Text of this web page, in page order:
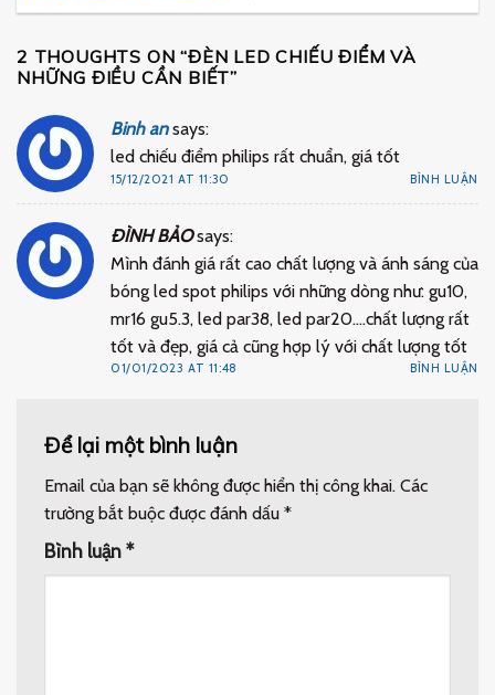
2 THOUGHTS ON “ĐÈN LED CHIẾU ĐIỂM VÀ
NHỮNG ĐIỀU CẦN BIẾT”
Binh an says:
led chiếu điểm philips rất chuẩn, giá tốt
15/12/2021 AT 11:30 BÌNH LUẬN
ĐÌNH BẢO says:
Mình đánh giá rất cao chất lượng và ánh sáng của
bóng led spot philips với những dòng như: gu10,
mr16 gu5.3, led par38, led par20….chất lượng rất
tốt và đẹp, giá cả cũng hợp lý với chất lượng tốt
01/01/2023 AT 11:48 BÌNH LUẬN
Để lại một bình luận
Email của bạn sẽ không được hiển thị công khai. Các
trường bắt buộc được đánh dấu *
Bình luận*